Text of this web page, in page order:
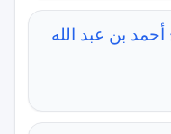
بن عبد الله